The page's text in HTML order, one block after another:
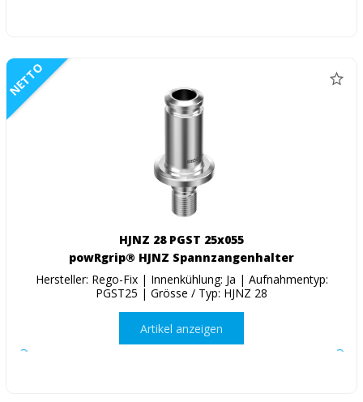
NETTO
HJNZ 28 PGST 25x055
powRgrip® HJNZ Spannzangenhalter
Hersteller: Rego-Fix | Innenkühlung: Ja | Aufnahmentyp:
PGST25 | Grösse / Typ: HJNZ 28
Artikel anzeigen